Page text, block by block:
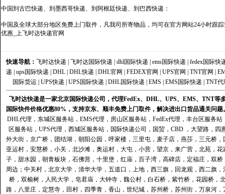
中国到古巴快递、到墨西哥快递、到阿根廷快递、到巴西快递：
中国及全球大部分地区免费上门取件，凡我司所寄物品，均可在官方网站24小时跟
优惠_上飞时达快递官网
快速导航： 飞时达快递 飞时达国际快递 dhl国际快递 ems国际快递
fedex国际快
递
ups国际快递 DHL DHL快递 DHL官网 FEDEX官网 UPS官网 TNT官网
国际货运| UPS快递 UPS国际快递 DHL国际快递 EMS EMS国际快递 TNT代
飞时达快递是一家北京国际快递公司，代理FedEx、DHL、UPS、EMS、TNT
国际快件价格优惠80%，支持京东、顺丰免费上门取件，解决进出口货品通关问题
DHL代理 ， 东城区服务站 ， EMS代理 ， 房山区服务站 ， FedEx代理 ， 丰台区服务站
区服务站， UPS代理 ， 西城区服务站， 国际快递公司 ，国贸，CBD ，大望路，
外大街，京广桥，团结湖，朝阳公园，呼家楼，三里屯，麦子店，燕莎，三元桥
亚运村，安慧桥，小关，北沙滩，奥运村，大屯，小营，望京，来广营，北苑，
子，甜水园，朝青板块，石佛营，十里堡，红庙，百子湾，高碑店，定福庄，双
周边；中关村，北京大学，清华大学，五道口，上地，西三旗，回龙观，西二旗
桥，双榆树，人民大学，皂君庙，大钟寺，魏公村，白石桥，紫竹桥，花园桥
路，八里庄，定慧寺，田村，四季青，香山，世纪城，苏州桥，苏州街，万泉河